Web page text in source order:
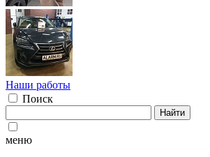
Наши работы
Поиск
Найти
меню